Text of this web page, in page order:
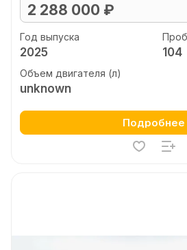
2 288 000 ₽
Год выпуска
2025 104
Объем двигателя (л)
unknown
Подробнее